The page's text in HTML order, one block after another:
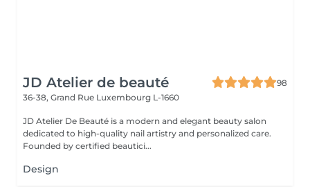
JD Atelier de beauté
98
36-38, Grand Rue Luxembourg L-1660
JD Atelier De Beauté is a modern and elegant beauty salon
dedicated to high-quality nail artistry and personalized care.
Founded by certified beautici...
Design